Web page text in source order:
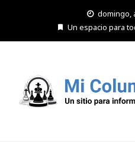
domingo,
Un espacio para